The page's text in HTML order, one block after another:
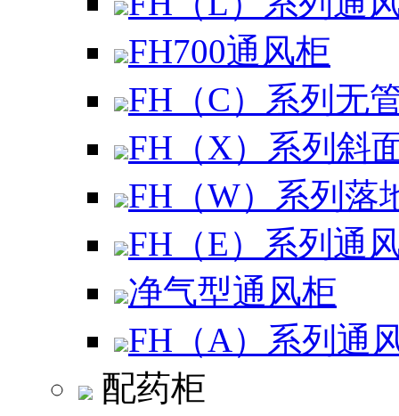
FH700通风柜
FH（C）系列无
FH（X）系列斜
FH（W）系列
FH（E）系列通
净气型通风柜
FH（A）系列通
配药柜